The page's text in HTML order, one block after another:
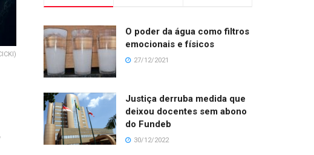
O poder da água como filtros
emocionais e físicos
27/12/2021
Justiça derruba medida que
deixou docentes sem abono
do Fundeb
30/12/2022